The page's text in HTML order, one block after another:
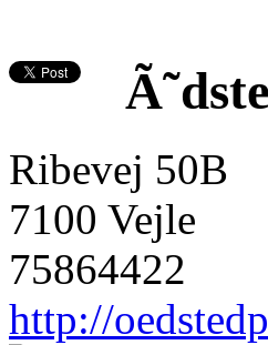
Ribevej 50B
7100 Vejle
75864422
http://